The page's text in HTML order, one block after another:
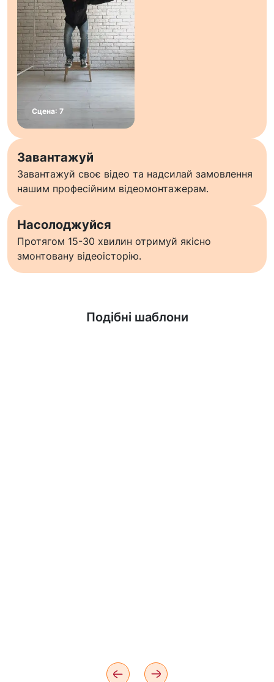
Завантажуй
Завантажуй своє відео та надсилай замовлення
нашим професійним відеомонтажерам.
Насолоджуйся
Протягом 15-30 хвилин отримуй якісно
змонтовану відеоісторію.
Подібні шаблони
Дізнатися більше